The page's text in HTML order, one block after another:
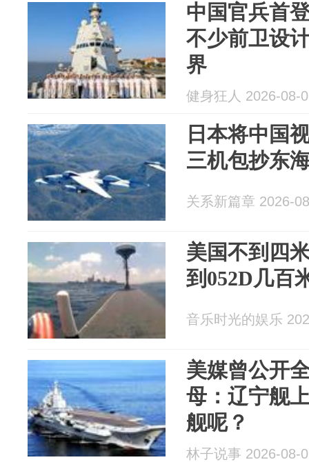
中国官兵首
不少前卫设
界
健身狂人 2026-08-
日本将中国
三机包抄东
关系新篇章 2026-
美国不到四
到052D几百
音乐时光的娱乐
美媒曾公开
母：辽宁舰
舰呢？
林子说事 2026-08-